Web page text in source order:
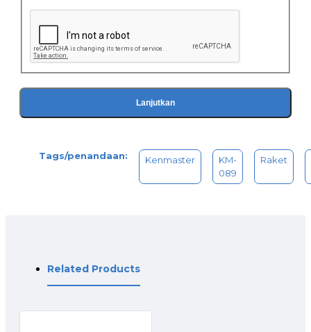
Lanjutkan
Tags/penandaan: Kenmaster
KM-
089
Raket
Related Products